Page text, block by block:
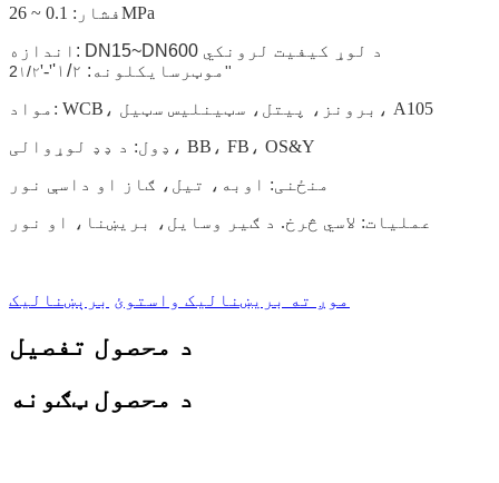
فشار: 0.1 ~ 26MPa
اندازه: DN15~DN600 د لوړ کیفیت لرونکي
موټرسایکلونه : ۱/۲' '-'
2 ۱/۲''
مواد: WCB، برونز، پیتل، سټینلیس سټیل، A105
ډول: د ډډ لوړوالی، BB، FB، OS&Y
منځنی: اوبه، تیل، ګاز او داسې نور
عملیات: لاسي څرخ. د ګیر وسایل، بریښنا، او نور
موږ ته بریښنالیک واستوئ برېښنالیک
د محصول تفصیل
د محصول ټګونه